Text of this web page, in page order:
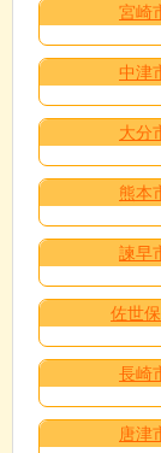
宮崎
中津
大分
熊本
諫早
佐世
長崎
唐津